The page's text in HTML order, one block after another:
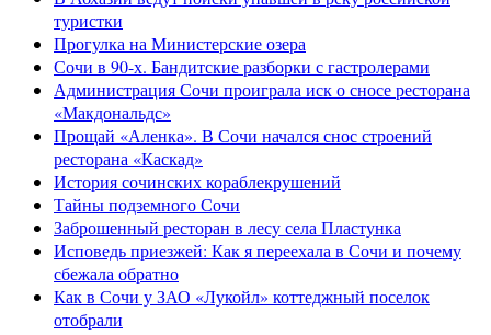
туристки
Прогулка на Министерские озера
Сочи в 90-х. Бандитские разборки с гастролерами
Администрация Сочи проиграла иск о сносе ресторана
«Макдональдс»
Прощай «Аленка». В Сочи начался снос строений
ресторана «Каскад»
История сочинских кораблекрушений
Тайны подземного Сочи
Заброшенный ресторан в лесу села Пластунка
Исповедь приезжей: Как я переехала в Сочи и почему
сбежала обратно
Как в Сочи у ЗАО «Лукойл» коттеджный поселок
отобрали